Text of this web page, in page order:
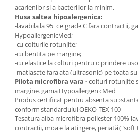
acarienilor si a bacteriilor la minim.
Husa saltea hipoalergenica:
-lavabila la 95 de grade C fara contractii,
HypoallergenicMed;
-cu colturile rotunjite;
-cu bentita pe margine;
-cu elastice la colturi pentru o prindere
-matlasate fara ata (ultrasonic) pe toata
Pilota microfibra vara -colturi rotunjite
margine, gama HypoallergenicMed
Produs certificat pentru absenta
conform standardului OEKO-TEX 100
Tesatura alba microfibra poliester 100%
contractii, moale la atingere, periată ("soft